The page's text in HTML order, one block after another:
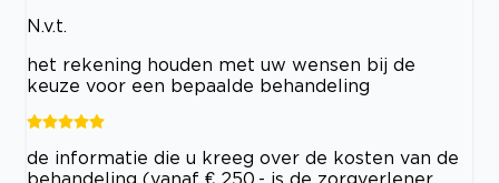
N.v.t.
het rekening houden met uw wensen bij de
keuze voor een bepaalde behandeling
de informatie die u kreeg over de kosten van de
behandeling (vanaf € 250,- is de zorgverlener